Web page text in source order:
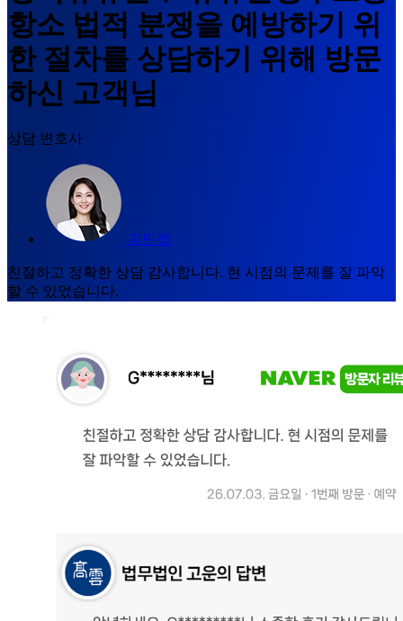
항소 법적 분쟁을 예방하기 위
한 절차를 상담하기 위해 방문
하신 고객님
상담 변호사
김민정
친절하고 정확한 상담 감사합니다. 현 시점의 문제를 잘 파악
할 수 있었습니다.